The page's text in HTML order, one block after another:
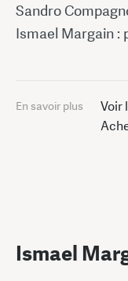
Sandro
Ismael Margain :
En savoir plus
Voir
Ismael